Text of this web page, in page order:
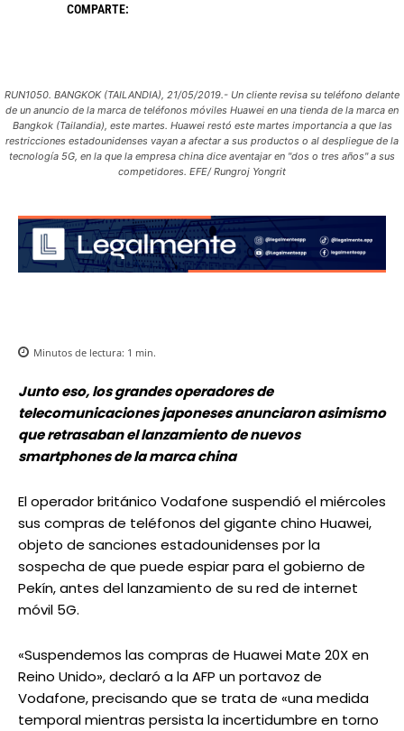
COMPARTE:
RUN1050. BANGKOK (TAILANDIA), 21/05/2019.- Un cliente revisa su teléfono delante
de un anuncio de la marca de teléfonos móviles Huawei en una tienda de la marca en
Bangkok (Tailandia), este martes. Huawei restó este martes importancia a que las
restricciones estadounidenses vayan a afectar a sus productos o al despliegue de la
tecnología 5G, en la que la empresa china dice aventajar en "dos o tres años" a sus
competidores. EFE/ Rungroj Yongrit
Minutos de lectura: 1 min.
Junto eso, los grandes operadores de
telecomunicaciones japoneses anunciaron asimismo
que retrasaban el lanzamiento de nuevos
smartphones de la marca china
El operador británico Vodafone suspendió el miércoles
sus compras de teléfonos del gigante chino Huawei,
objeto de sanciones estadounidenses por la
sospecha de que puede espiar para el gobierno de
Pekín, antes del lanzamiento de su red de internet
móvil 5G.
«Suspendemos las compras de Huawei Mate 20X en
Reino Unido», declaró a la AFP un portavoz de
Vodafone, precisando que se trata de «una medida
temporal mientras persista la incertidumbre en torno